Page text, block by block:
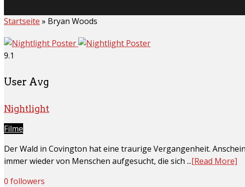
Startseite » Bryan Woods
9.1
User Avg
Nightlight
Filme
Der Wald in Covington hat eine traurige Vergangenheit.
immer wieder von Menschen aufgesucht, die sich ...[Read More]
0 followers